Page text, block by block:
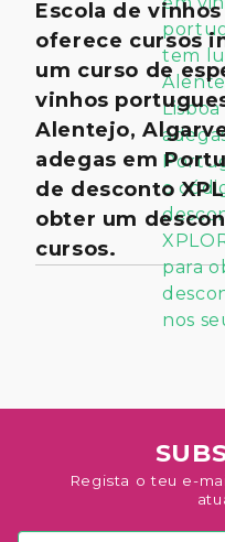
Escola de
oferece cursos
um curso de
vinhos
Alentejo,
adegas em
de desconto
obter um
cursos.
Regista o teu e-